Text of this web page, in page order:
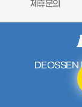
제휴문의
DEOSSEN